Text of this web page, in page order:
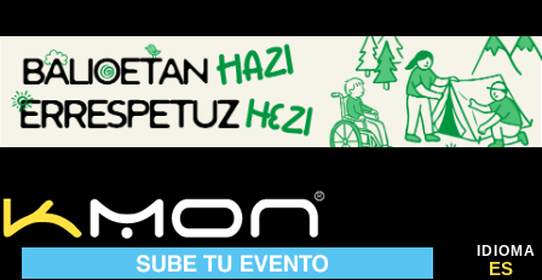
IDIOMA
ES